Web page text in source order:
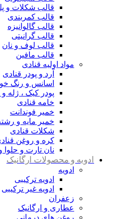
قالب شکلات و
قالب کمربندی
قالب گالوانیزه
قالب گرانیتی
قالب لوف و نان
قالب مافین
مواد اولیه قنادی
آرد و پودر قنادی
اسانس و رنگ
پودر کیک ، ژله
خامه قنادی
خمیر فوندانت
خمیر مایه و
شکلات قنادی
کره و روغن
نان تارت و حلوا
ادویه و محصولات ارگانیک
ادویه
ادویه ترکیبی
ادویه غیر ترکیبی
زعفران
عطاری و ارگانیک
روغن های درمانی